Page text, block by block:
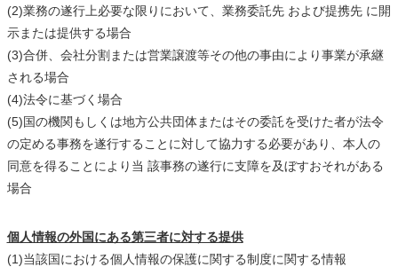
(2)業務の遂行上必要な限りにおいて、業務委託先 および提携先 に開
示または提供する場合
(3)合併、会社分割または営業譲渡等その他の事由により事業が承継
される場合
(4)法令に基づく場合
(5)国の機関もしくは地方公共団体またはその委託を受けた者が法令
の定める事務を遂行することに対して協力する必要があり、本人の
同意を得ることにより当 該事務の遂行に支障を及ぼすおそれがある
場合
個人情報の外国にある第三者に対する提供
(1)当該国における個人情報の保護に関する制度に関する情報